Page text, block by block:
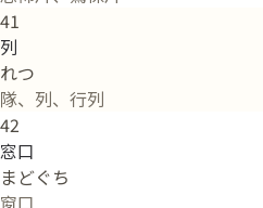
41
列
れつ
隊、列、行列
42
窓口
まどぐち